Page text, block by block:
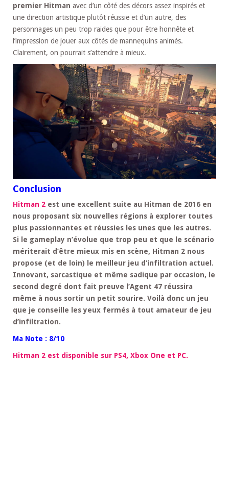
premier Hitman avec d’un côté des décors assez inspirés et
une direction artistique plutôt réussie et d’un autre, des
personnages un peu trop raides que pour être honnête et
l’impression de jouer aux côtés de mannequins animés.
Clairement, on pourrait s’attendre à mieux.
Conclusion
Hitman 2 est une excellent suite au Hitman de 2016 en
nous proposant six nouvelles régions à explorer toutes
plus passionnantes et réussies les unes que les autres.
Si le gameplay n’évolue que trop peu et que le scénario
mériterait d’être mieux mis en scène, Hitman 2 nous
propose (et de loin) le meilleur jeu d’infiltration actuel.
Innovant, sarcastique et même sadique par occasion, le
second degré dont fait preuve l’Agent 47 réussira
même à nous sortir un petit sourire. Voilà donc un jeu
que je conseille les yeux fermés à tout amateur de jeu
d’infiltration.
Ma Note : 8/10
Hitman 2 est disponible sur PS4, Xbox One et PC.